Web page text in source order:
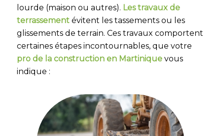
lourde (maison ou autres). Les travaux de
terrassementévitent les tassements ou les
glissements de terrain. Ces travaux comportent
certaines étapes incontournables, que votre
pro de la construction en Martinique vous
indique :